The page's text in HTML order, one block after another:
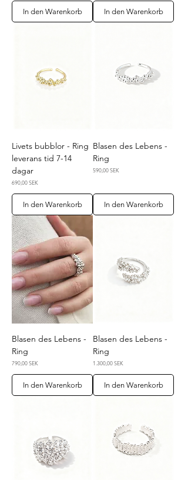
In den Warenkorb In den Warenkorb
Livets bubblor - Ring
leverans tid 7-14
dagar
Preis
690,00 SEK
In den Warenkorb
Blasen des Lebens -
Ring
Preis
590,00 SEK
In den Warenkorb
Blasen des Lebens -
Ring
Preis
790,00 SEK
In den Warenkorb
Blasen des Lebens -
Ring
Preis
1.300,00 SEK
In den Warenkorb